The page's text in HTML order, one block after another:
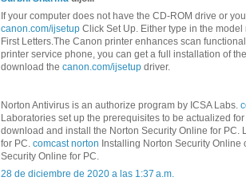
If your computer does not have the CD-ROM drive or
canon.com/ijsetup Click Set Up. Either type in the
First Letters.The Canon printer enhances scan
printer service phone, you can get a full installation of
download the canon.com/ijsetup driver.
Norton Antivirus is an authorize program by ICSA Labs.
Laboratories set up the prerequisites to be actualized
download and install the Norton Security Online for
for PC. comcast norton Installing Norton Security
Security Online for PC.
28 de diciembre de 2020 a las 1:37 a.m.